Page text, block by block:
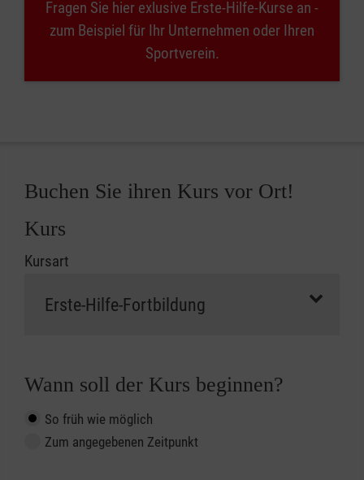
Fragen Sie hier exlusive Erste-Hilfe-Kurse an -
zum Beispiel für Ihr Unternehmen oder Ihren
Sportverein.
Buchen Sie ihren Kurs vor Ort!
Kurs
Kursart
Wann soll der Kurs beginnen?
So früh wie möglich
Zum angegebenen Zeitpunkt